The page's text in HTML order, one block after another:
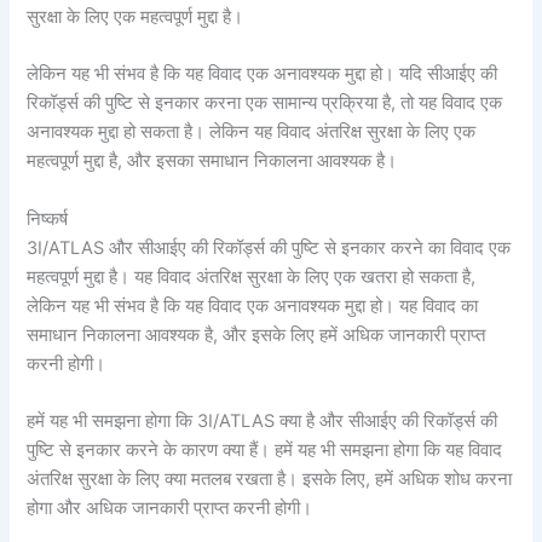
सुरक्षा के लिए एक महत्वपूर्ण मुद्दा है।
लेकिन यह भी संभव है कि यह विवाद एक अनावश्यक मुद्दा हो। यदि सीआईए की
रिकॉर्ड्स की पुष्टि से इनकार करना एक सामान्य प्रक्रिया है, तो यह विवाद एक
अनावश्यक मुद्दा हो सकता है। लेकिन यह विवाद अंतरिक्ष सुरक्षा के लिए एक
महत्वपूर्ण मुद्दा है, और इसका समाधान निकालना आवश्यक है।
निष्कर्ष
3I/ATLAS और सीआईए की रिकॉर्ड्स की पुष्टि से इनकार करने का विवाद एक
महत्वपूर्ण मुद्दा है। यह विवाद अंतरिक्ष सुरक्षा के लिए एक खतरा हो सकता है,
लेकिन यह भी संभव है कि यह विवाद एक अनावश्यक मुद्दा हो। यह विवाद का
समाधान निकालना आवश्यक है, और इसके लिए हमें अधिक जानकारी प्राप्त
करनी होगी।
हमें यह भी समझना होगा कि 3I/ATLAS क्या है और सीआईए की रिकॉर्ड्स की
पुष्टि से इनकार करने के कारण क्या हैं। हमें यह भी समझना होगा कि यह विवाद
अंतरिक्ष सुरक्षा के लिए क्या मतलब रखता है। इसके लिए, हमें अधिक शोध करना
होगा और अधिक जानकारी प्राप्त करनी होगी।